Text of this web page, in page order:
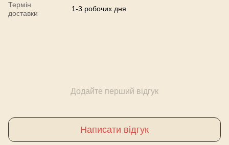
Термін
доставки
1-3 робочих дня
Додайте перший відгук
Написати відгук